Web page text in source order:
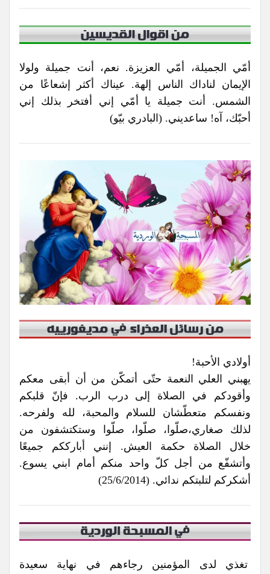
أمّي الجميلة، أمّي العزيزة. نعم، أنت جميلة ولولا
الإيمان لناداك الناس إلهة. عيناك أكثر إشعاعًا من
الشمس. أنت جميلة يا أمّي إني أفتخر بذلك إني
أحبّك، آه! ساعديني. (البادري بيّو)
أولادي الأحبة!
يهبني العلي النعمة حتّى أتمكّن من أن أبقى معكم
وأقودكم في الصلاة إلى درب الرب. فإنّ قلبكم
ونفسكم متعطّشان للسلام والمحبة، لله ولفرحه.
لذلك صغاري،صلّوا، صلّوا، صلّوا وستكتشفون من
خلال الصلاة حكمة العيش. إنني أبارككم جميعًا
وأتشفّع من أجل كلّ واحد منكم أمام ابني يسوع.
أشكركم لتلبتكم ندائي. (25/6/2014)
تغذي لدى المؤمنين رجاءهم في نهاية سعيدة